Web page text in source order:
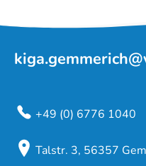
+49 (0) 6776 1040
Talstr. 3, 56357